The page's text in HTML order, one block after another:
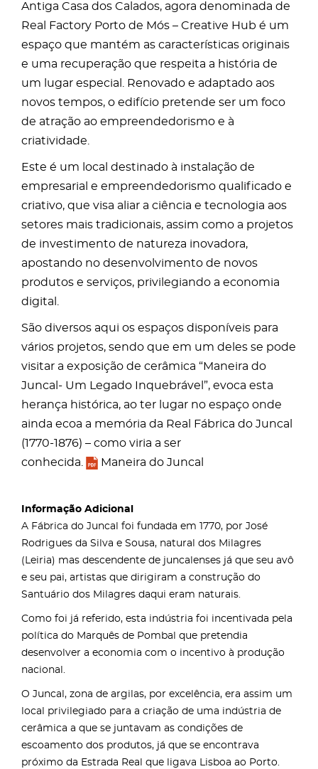
Antiga Casa dos Calados, agora denominada de
Real Factory Porto de Mós – Creative Hub é um
espaço que mantém as características originais
e uma recuperação que respeita a história de
um lugar especial. Renovado e adaptado aos
novos tempos, o edifício pretende ser um foco
de atração ao empreendedorismo e à
criatividade.
Este é um local destinado à instalação de
empresarial e empreendedorismo qualificado e
criativo, que visa aliar a ciência e tecnologia aos
setores mais tradicionais, assim como a projetos
de investimento de natureza inovadora,
apostando no desenvolvimento de novos
produtos e serviços, privilegiando a economia
digital.
São diversos aqui os espaços disponíveis para
vários projetos, sendo que em um deles se pode
visitar a exposição de cerâmica “Maneira do
Juncal- Um Legado Inquebrável”, evoca esta
herança histórica, ao ter lugar no espaço onde
ainda ecoa a memória da Real Fábrica do Juncal
(1770-1876) – como viria a ser
conhecida.
Maneira do Juncal
Informação Adicional
A Fábrica do Juncal foi fundada em 1770, por José
Rodrigues da Silva e Sousa, natural dos Milagres
(Leiria) mas descendente de juncalenses já que seu avô
e seu pai, artistas que dirigiram a construção do
Santuário dos Milagres daqui eram naturais.
Como foi já referido, esta indústria foi incentivada pela
política do Marquês de Pombal que pretendia
desenvolver a economia com o incentivo à produção
nacional.
O Juncal, zona de argilas, por excelência, era assim um
local privilegiado para a criação de uma indústria de
cerâmica a que se juntavam as condições de
escoamento dos produtos, já que se encontrava
próximo da Estrada Real que ligava Lisboa ao Porto.